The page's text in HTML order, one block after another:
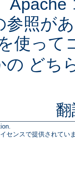
Apache
参照が
使って
の どち
センスで提供されてい